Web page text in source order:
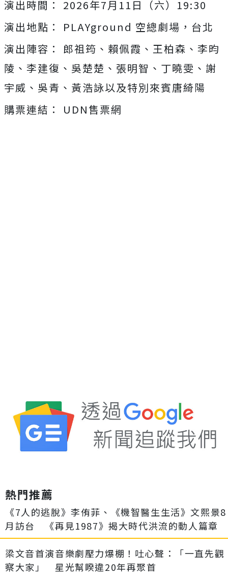
演出時間： 2026年7月11日（六）19:30
演出地點： PLAYground 空總劇場，台北
演出陣容： 郎祖筠、賴佩霞、王柏森、李昀
陵、李建復、吳楚楚、張明智、 丁曉雯、謝
宇威、吳青、黃浩詠以及特別來賓唐綺陽
購票連結： UDN售票網
熱門推薦
《7人的逃脫》李侑菲、《機智醫生生活》文熙景8
月訪台 《再見1987》揭大時代洪流的動人篇章
梁文音首演音樂劇壓力爆棚！吐心聲：「一直先觀
察大家」 星光幫睽違20年再聚首